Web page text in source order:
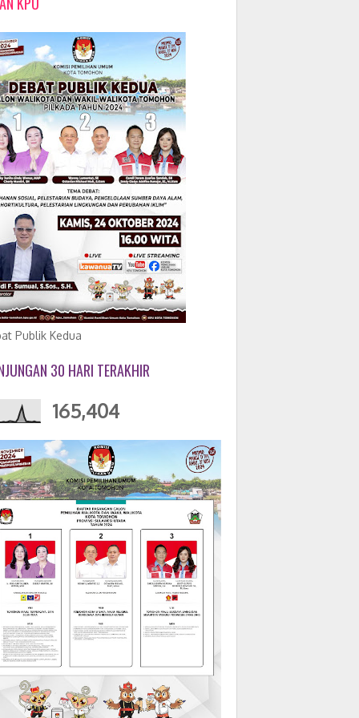
Publik Kedua
30 HARI TERAKHIR
165,404